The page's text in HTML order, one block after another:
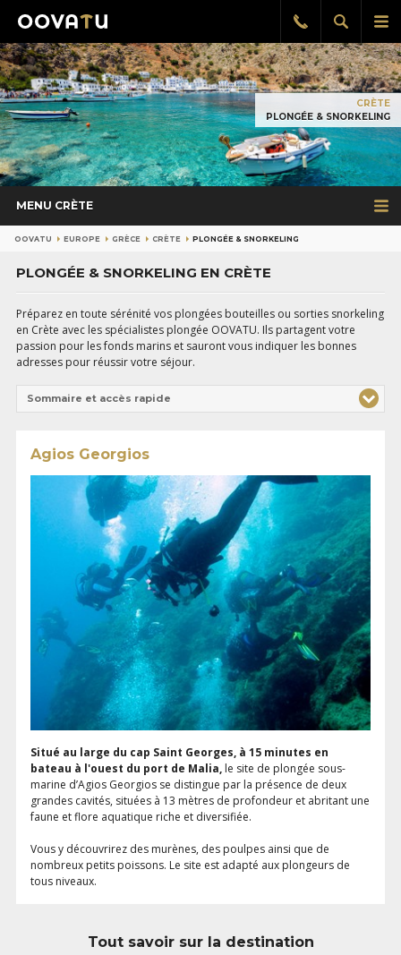
le
Afficher
la
Rappel
gratuit
CRÈTE
PLONGÉE & SNORKELING
MENU CRÈTE
OOVATU EUROPE GRÈCE CRÈTE PLONGÉE & SNORKELING
PLONGÉE & SNORKELING EN CRÈTE
Préparez en toute sérénité vos plongées bouteilles ou sorties snorkeling
en Crète avec les spécialistes plongée OOVATU. Ils partagent votre
passion pour les fonds marins et sauront vous indiquer les bonnes
adresses pour réussir votre séjour.
Sommaire et accès rapide
Agios Georgios
Situé au large du cap Saint Georges, à 15 minutes en
bateau à l'ouest du port de Malia, le site de plongée sous-
marine d’Agios Georgios se distingue par la présence de deux
grandes cavités, situées à 13 mètres de profondeur et abritant une
faune et flore aquatique riche et diversifiée.
Vous y découvrirez des murènes, des poulpes ainsi que de
nombreux petits poissons. Le site est adapté aux plongeurs de
tous niveaux.
Tout savoir sur la destination